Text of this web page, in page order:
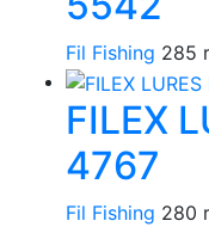
Fil Fishing 285
FILEX
4767
Fil Fishing 280